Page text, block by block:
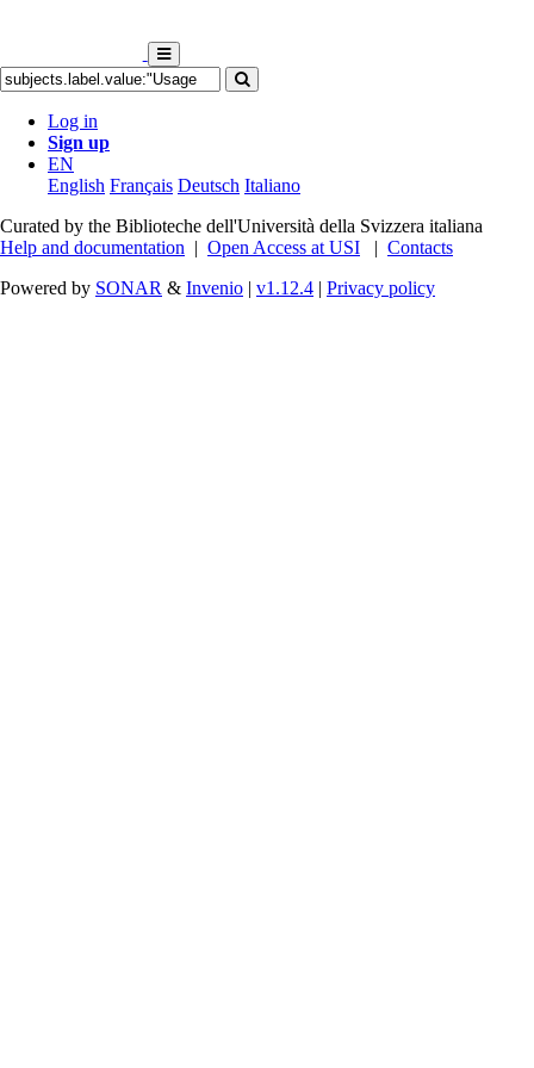
Log in
Sign up
EN
English Français Deutsch Italiano
Curated by the Biblioteche dell'Università della Svizzera italiana
Help and documentation | Open Access at USI | Contacts
Powered by SONAR & Invenio | v1.12.4 | Privacy policy